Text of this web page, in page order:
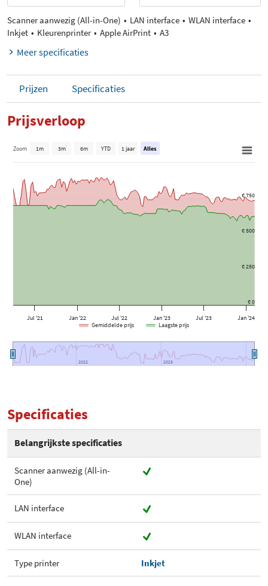
Scanner aanwezig (All-in-One) LAN interface
WLAN interface
Inkjet
Kleurenprinter Apple AirPrint A3
Meer specificaties
Prijzen Specificaties
Prijsverloop
Jul '21 Jan '22 Jul '22 Jan '23 Jul '23 Jan '24
2022
2022 2023
2023
€ 0
€ 250
€ 500
€ 750
Zoom 1m 3m 6m YTD 1 jaar Alles
Gemiddelde prijs Laagste prijs
Specificaties
Belangrijkste specificaties
Scanner aanwezig (All-in-
One)
LAN interface
WLAN interface
Type printer Inkjet